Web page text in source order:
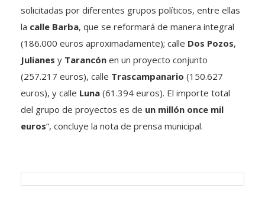
solicitadas por diferentes grupos políticos, entre ellas
la calle Barba, que se reformará de manera integral
(186.000 euros aproximadamente); calle Dos Pozos,
Julianes y Tarancón en un proyecto conjunto
(257.217 euros), calle Trascampanario (150.627
euros), y calle Luna (61.394 euros). El importe total
del grupo de proyectos es de un millón once mil
euros”, concluye la nota de prensa municipal.